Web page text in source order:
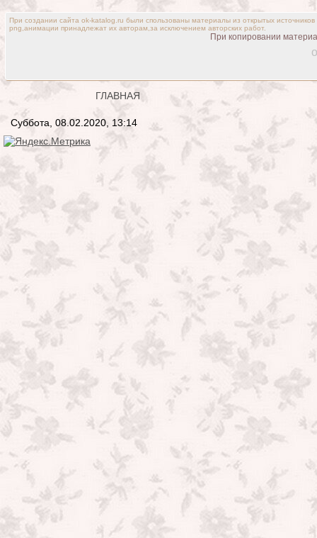
При создании сайта ok-katalog.ru были спользованы материалы из открытых
png,анимации принадлежат их авторам,за исключением авторских работ.
При копировании
ГЛАВНАЯ
Суббота, 08.02.2020, 13:14